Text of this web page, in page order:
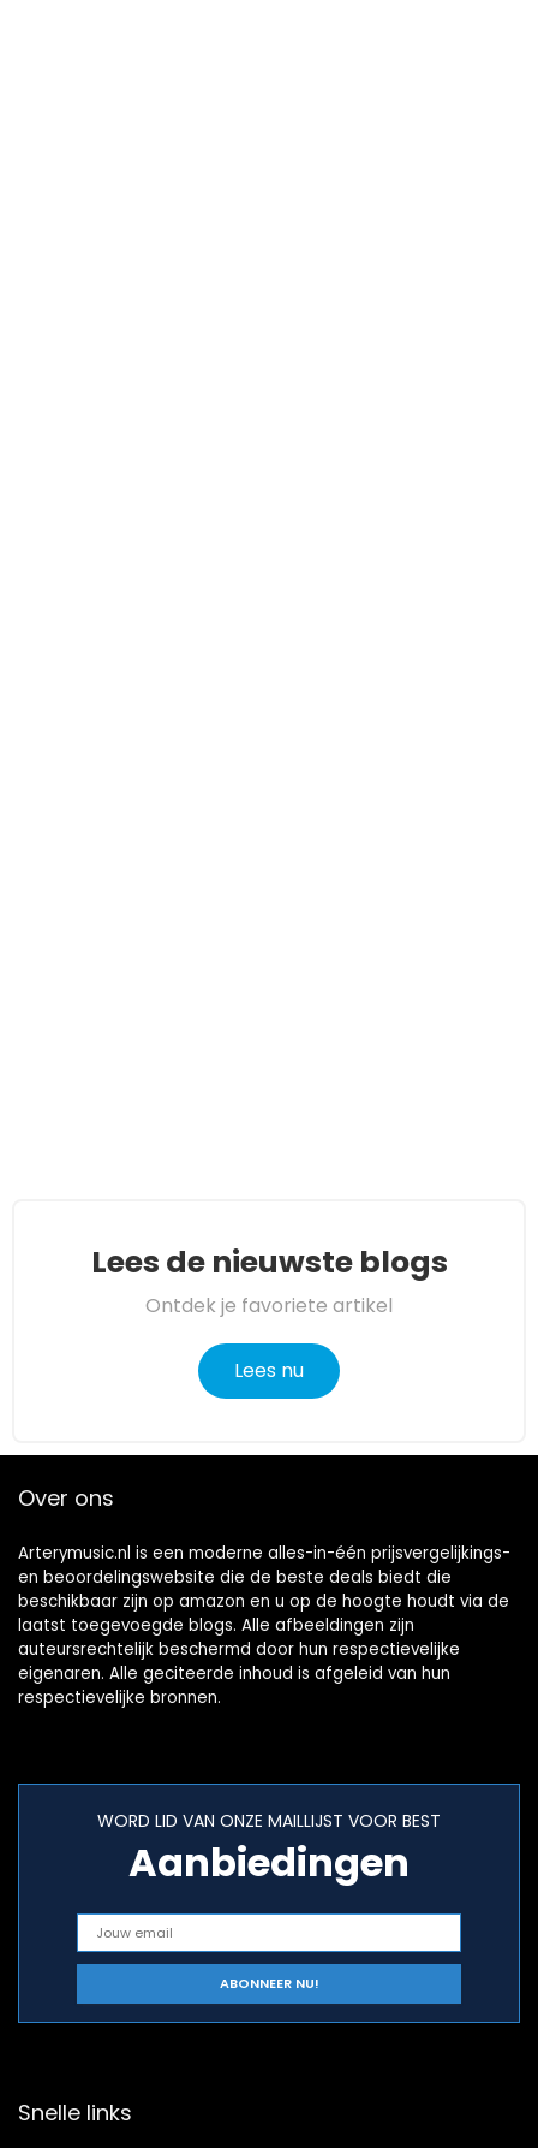
Lees de nieuwste blogs
Ontdek je favoriete artikel
Lees nu
Over ons
Arterymusic.nl is een moderne alles-in-één prijsvergelijkings-
en beoordelingswebsite die de beste deals biedt die
beschikbaar zijn op amazon en u op de hoogte houdt via de
laatst toegevoegde blogs. Alle afbeeldingen zijn
auteursrechtelijk beschermd door hun respectievelijke
eigenaren. Alle geciteerde inhoud is afgeleid van hun
respectievelijke bronnen.
WORD LID VAN ONZE MAILLIJST VOOR BEST
Aanbiedingen
Snelle links